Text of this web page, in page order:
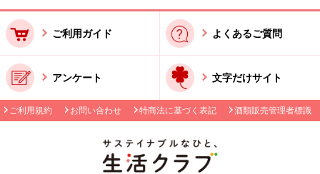
ご利用ガイド よくあるご質問
アンケート 文字だけサイト
ご利用規約 お問い合わせ 特商法に基づく表記 酒類販売管理者標識